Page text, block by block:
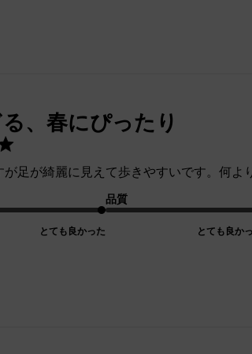
、春にぴったり
が足が綺麗に見えて歩きやすいです。何よ
とても良かった
品質
とても良か